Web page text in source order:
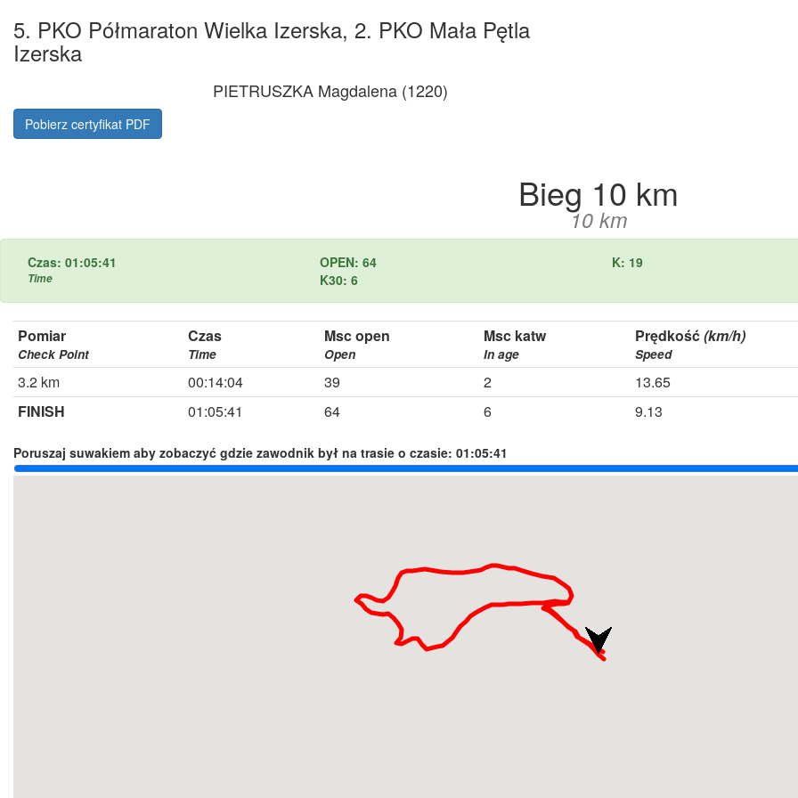
5. PKO Półmaraton Wielka Izerska, 2. PKO Mała Pętla
Izerska
PIETRUSZKA Magdalena (1220)
Pobierz certyfikat PDF
Bieg 10 km
10 km
Czas: 01:05:41
Time
OPEN: 64
K: 19
K30: 6
Pomiar
Check Point
Czas
Time
Msc open
Open
Msc katw
In age
Prędkość(km/h)
Speed
3.2 km 00:14:04 39 2
13.65
FINISH
01:05:41 64 6 9.13
Poruszaj suwakiem aby zobaczyć gdzie zawodnik był na trasie o czasie: 01:05:41